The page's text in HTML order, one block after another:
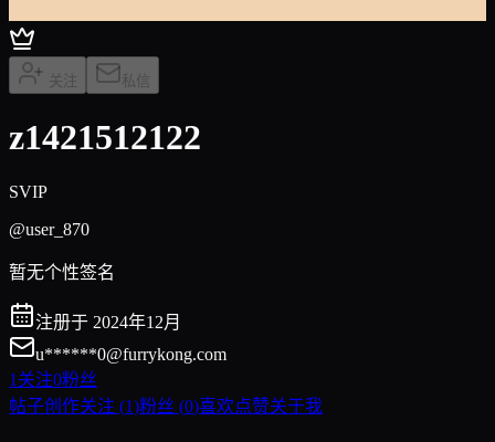
关注 私信
z1421512122
SVIP
@user_870
暂无个性签名
注册于 2024年12月
u******0@furrykong.com
1 关注0粉丝
帖子创作关注 (1)粉丝 (0)喜欢点赞关于我